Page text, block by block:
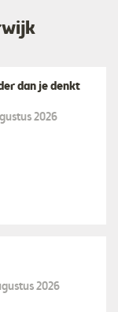
dan je denkt
2026
2026